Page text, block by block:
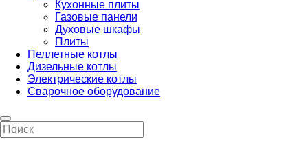
Кухонные плиты
Газовые панели
Духовые шкафы
Плиты
Пеллетные котлы
Дизельные котлы
Электрические котлы
Сварочное оборудование